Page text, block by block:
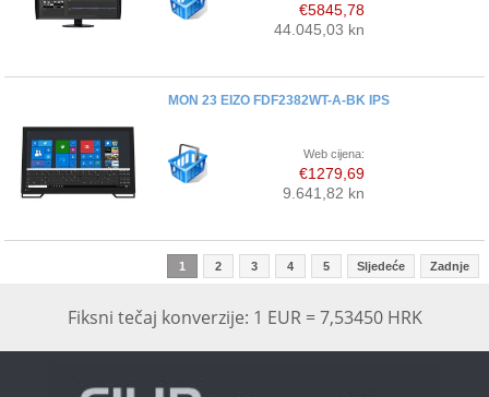
€5845,78
44.045,03 kn
MON 23 EIZO FDF2382WT-A-BK IPS
Web cijena:
€1279,69
9.641,82 kn
1 2 3 4 5 Sljedeće Zadnje
Fiksni tečaj konverzije: 1 EUR = 7,53450 HRK